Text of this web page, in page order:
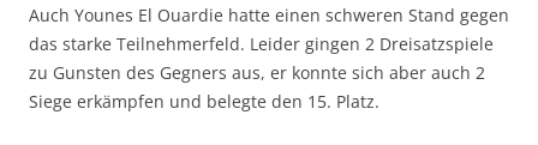
Auch Younes El Ouardie hatte einen schweren Stand gegen
das starke Teilnehmerfeld. Leider gingen 2 Dreisatzspiele
zu Gunsten des Gegners aus, er konnte sich aber auch 2
Siege erkämpfen und belegte den 15. Platz.